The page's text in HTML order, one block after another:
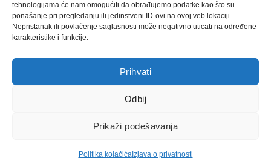
tehnologijama će nam omogućiti da obrađujemo podatke kao što su
ponašanje pri pregledanju ili jedinstveni ID-ovi na ovoj veb lokaciji.
Nepristanak ili povlačenje saglasnosti može negativno uticati na određene
karakteristike i funkcije.
Prihvati
Odbij
Prikaži podešavanja
Politika kolačićaIzjava o privatnosti
Novosti
Sistem mjerenja vibracija – papir mašina 4
Certificirani partner za održavanje
Copyright 2026 © CLK Interpromet